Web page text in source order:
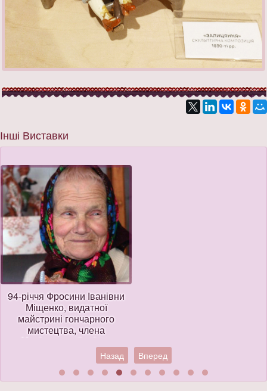
Інші Виставки
94-річчя Фросини Іванівни
Міщенко, видатної
майстрині гончарного
мистецтва, члена
майстрів народного
мистецтва України,
заслужений майстер
Назад Вперед